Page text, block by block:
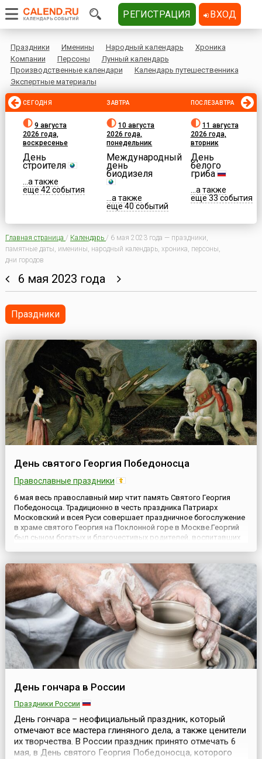
Праздники Именины Народный календарь
Хроника
Компании
Персоны
Лунный календарь
Производственные календари
Календарь путешественника
Экспертные материалы
СЕГОДНЯ
9 августа
2026 года,
воскресенье
День
строителя
...а также
еще 42 события
ЗАВТРА
10 августа
2026 года,
понедельник
Международный
день
биодизеля
...а также
еще 40 событий
ПОСЛЕЗАВТРА
11 августа
2026 года,
вторник
День
белого
гриба
...а также
еще 33 события
Главная страница / Календарь / 6 мая 2023 года — праздники,
памятные даты, именины, народный календарь, хроника, персоны,
дни городов
6 мая 2023 года
Праздники
День святого Георгия Победоносца
Православные праздники
6 мая весь православный мир чтит память Святого Георгия
Победоносца. Традиционно в честь праздника Патриарх
Московский и всея Руси совершает праздничное богослужение
в храме святого Георгия на Поклонной горе в Москве.Георгий
был сыном богатых и благочестивых родителей, воспитавших
День гончара в России
Праздники России
День гончара – неофициальный праздник, который
отмечают все мастера глиняного дела, а также ценители
их творчества. В России праздник принято отмечать 6
мая, в День святого Георгия Победоносца, которого
РЕГИСТРАЦИЯ ВХОД